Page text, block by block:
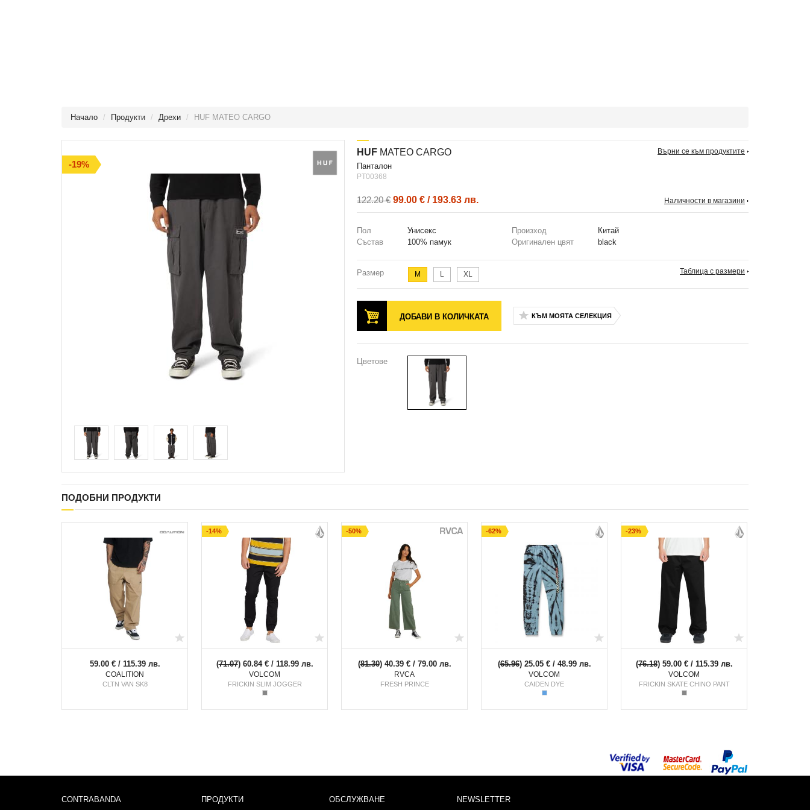
Начало Продукти Дрехи HUF MATEO CARGO
-19%
HUF MATEO CARGO
панталон
PT00368
122.20 € 99.00 € / 193.63 лв.
Върни се към продуктите
Наличности в магазини
Пол Унисекс Произход
Китай
Състав
100% памук Оригинален цвят black
Размер M L XL Таблица с размери
ДОБАВИ В КОЛИЧКАТА КЪМ МОЯТА СЕЛЕКЦИЯ
Цветове
ПОДОБНИ ПРОДУКТИ
59.00 € / 115.39 лв.
COALITION
CLTN VAN SK8
(71.07) 60.84 € / 118.99 лв.
VOLCOM
FRICKIN SLIM JOGGER
-14%
(81.30) 40.39 € / 79.00 лв.
RVCA
FRESH PRINCE
-50%
(65.96) 25.05 € / 48.99 лв.
VOLCOM
CAIDEN DYE
-62%
(76.18) 59.00 € / 115.39 лв.
VOLCOM
FRICKIN SKATE CHINO PANT
-23%
CONTRABANDA ПРОДУКТИ ОБСЛУЖВАНЕ NEWSLETTER